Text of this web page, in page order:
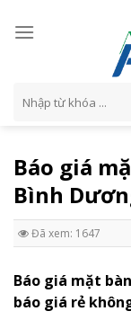
kiếm:
Báo giá
Bình
Đã xem: 1647
Báo giá mặt
báo giá rẻ